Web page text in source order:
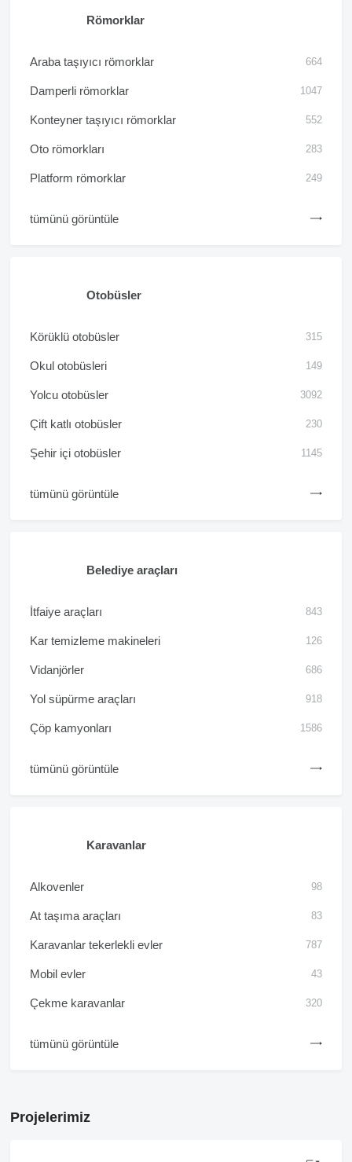
Römorklar
Araba taşıyıcı römorklar 664
Damperli römorklar 1047
Konteyner taşıyıcı römorklar 552
Oto römorkları 283
Platform römorklar 249
tümünü görüntüle
Otobüsler
Körüklü otobüsler 315
Okul otobüsleri 149
Yolcu otobüsler 3092
Çift katlı otobüsler 230
Şehir içi otobüsler 1145
tümünü görüntüle
Belediye araçları
İtfaiye araçları 843
Kar temizleme makineleri 126
Vidanjörler 686
Yol süpürme araçları 918
Çöp kamyonları 1586
tümünü görüntüle
Karavanlar
Alkovenler 98
At taşıma araçları 83
Karavanlar tekerlekli evler 787
Mobil evler 43
Çekme karavanlar 320
tümünü görüntüle
Projelerimiz